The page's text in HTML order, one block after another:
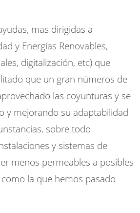
mas dirigidas a
y Energías Renovables,
digitalización, etc) que
que un gran números de
las coyunturas y se
y mejorando su adaptabilidad
sobre todo
y sistemas de
menos permeables a posibles
la que hemos pasado